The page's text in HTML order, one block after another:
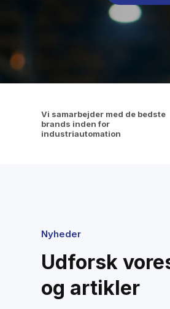
Vi samarbejder med de bedste
brands inden for
industriautomation
Nyheder
Udforsk
og artikler